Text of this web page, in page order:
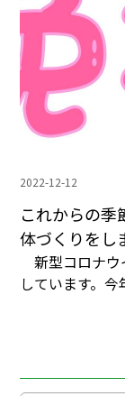
2022-12-12
これからの季
体づくりをし
新型コロナウ
しています。